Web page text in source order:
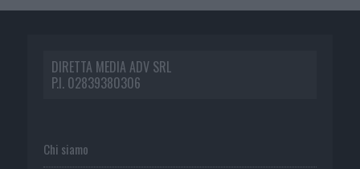
DIRETTA MEDIA ADV SRL
P.I. 02839380306
Chi siamo